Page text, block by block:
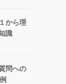
から理
識
問への